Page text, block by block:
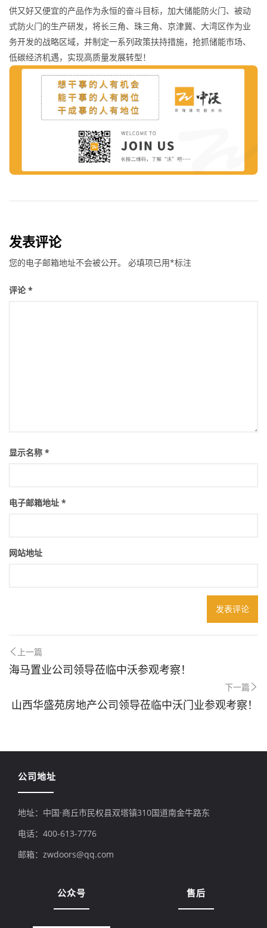
供又好又便宜的产品作为永恒的奋斗目标，加大储能防火门、被动
式防火门的生产研发，将长三角、珠三角、京津冀、大湾区作为业
务开发的战略区域，并制定一系列政策扶持措施，抢抓储能市场、
低碳经济机遇，实现高质量发展转型！
发表评论
您的电子邮箱地址不会被公开。 必填项已用*标注
评论*
显示名称 *
电子邮箱地址 *
网站地址
上一篇
海马置业公司领导莅临中沃参观考察！
下一篇
山西华盛苑房地产公司领导莅临中沃门业参观考察！
公司地址
地址：中国·商丘市民权县双塔镇310国道南金牛路东
电话：400-613-7776
邮箱：zwdoors@qq.com
公众号 售后